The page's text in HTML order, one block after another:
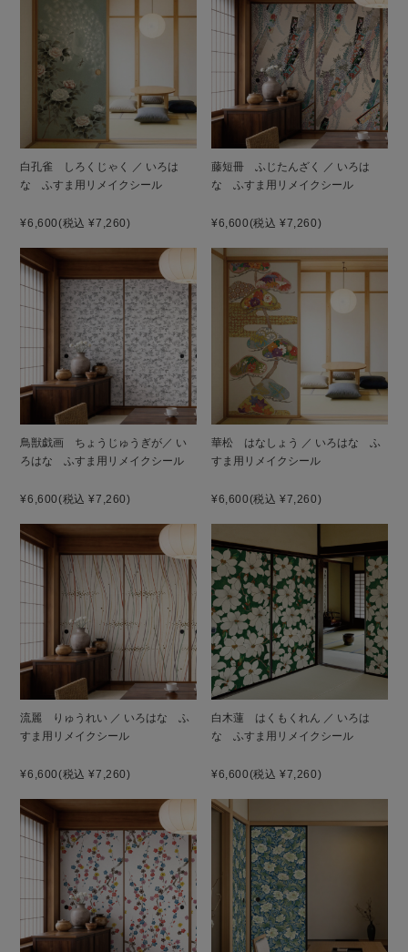
白孔雀 しろくじゃく ／ いろは
な ふすま用リメイクシール
¥6,600(税込 ¥7,260)
藤短冊 ふじたんざく ／ いろは
な ふすま用リメイクシール
¥6,600(税込 ¥7,260)
鳥獣戯画 ちょうじゅうぎが／ い
ろはな ふすま用リメイクシール
¥6,600(税込 ¥7,260)
華松 はなしょう ／ いろはな ふ
すま用リメイクシール
¥6,600(税込 ¥7,260)
流麗 りゅうれい ／ いろはな ふ
すま用リメイクシール
¥6,600(税込 ¥7,260)
白木蓮 はくもくれん ／ いろは
な ふすま用リメイクシール
¥6,600(税込 ¥7,260)